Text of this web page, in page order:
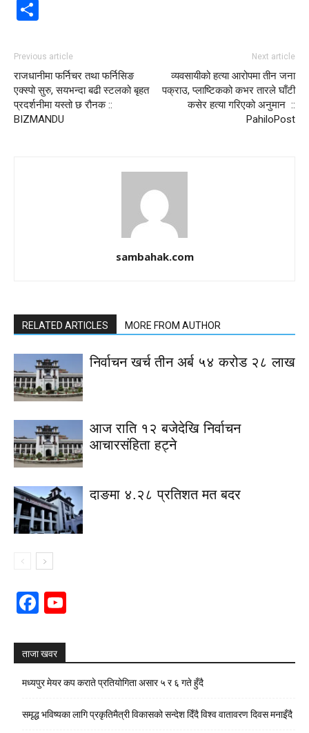
Previous article
राजधानीमा फर्निचर तथा फर्निसिङ
एक्स्पो सुरु, सयभन्दा बढी स्टलको बृहत
प्रदर्शनीमा यस्तो छ रौनक ::
BIZMANDU
Next article
व्यवसायीको हत्या आरोपमा तीन जना
पक्राउ, प्लाष्टिकको कभर तारले घाँटी
कसेर हत्या गरिएको अनुमान ::
PahiloPost
sambahak.com
RELATED ARTICLES MORE FROM AUTHOR
निर्वाचन खर्च तीन अर्ब ५४ करोड २८ लाख
आज राति १२ बजेदेखि निर्वाचन
आचारसंहिता हट्ने
दाङमा ४.२८ प्रतिशत मत बदर
Facebook
ताजा खवर
मध्यपुर मेयर कप कराते प्रतियोगिता असार ५ र ६ गते हुँदै
समृद्ध भविष्यका लागि प्रकृतिमैत्री विकासको सन्देश दिँदै विश्व वातावरण दिवस मनाइँदै